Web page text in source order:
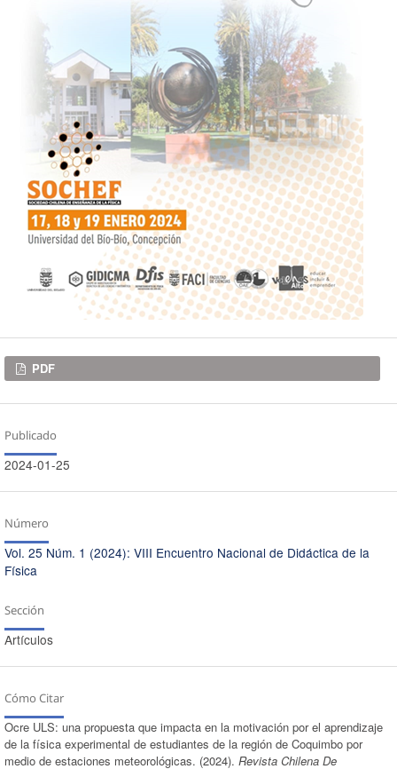
Descargas
PDF
Publicado
2024-01-25
Número
Vol. 25 Núm. 1 (2024): VIII Encuentro Nacional de Didáctica de la
Física
Sección
Artículos
Cómo Citar
Ocre ULS: una propuesta que impacta en la motivación por el aprendizaje
de la física experimental de estudiantes de la región de Coquimbo por
medio de estaciones meteorológicas. (2024). Revista Chilena De